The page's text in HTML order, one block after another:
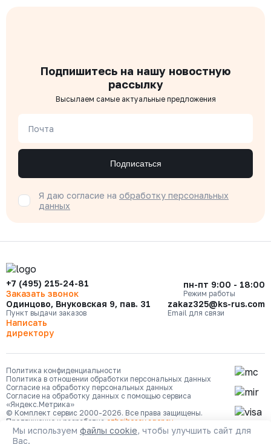
Подпишитесь на нашу новостную
рассылку
Высылаем самые актуальные предложения
Почта
Подписаться
Я даю согласие на обработку персональных
данных
+7 (495) 215-24-81
Заказать звонок
пн-пт 9:00 - 18:00
Режим работы
Одинцово, Внуковская 9, пав. 31
Пункт выдачи заказов
zakaz325@ks-rus.com
Email для связи
Написать
директору
Политика конфиденциальности
Политика в отношении обработки персональных данных
Согласие на обработку персональных данных
Согласие на обработку данных с помощью сервиса
«Яндекс.Метрика»
© Комплект сервис 2000-2026. Все права защищены.
Продвижение и разработка ozhgibesov.agency
Мы используем файлы cookie, чтобы улучшить сайт для
Вас.